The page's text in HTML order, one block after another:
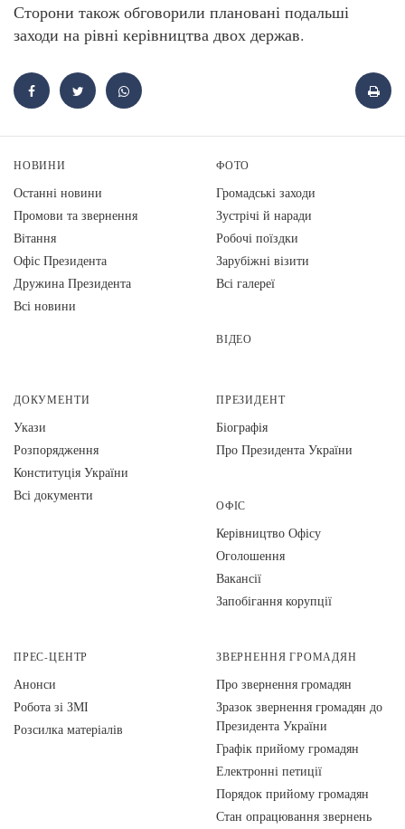
Сторони також обговорили плановані подальші
заходи на рівні керівництва двох держав.
НОВИНИ
Останні новини
Промови та звернення
Вiтання
Офіс Президента
Дружина Президента
Всі новини
ФОТО
Громадські заходи
Зустрічі й наради
Робочі поїздки
Зарубіжні візити
Всі галереї
ВІДЕО
ДОКУМЕНТИ
Укази
Розпорядження
Конституція України
Всі документи
ПРЕЗИДЕНТ
Біографія
Про Президента України
ОФІС
Керівництво Офісу
Оголошення
Вакансії
Запобігання корупції
ПРЕС-ЦЕНТР
Анонси
Робота зі ЗМІ
Розсилка матеріалів
ЗВЕРНЕННЯ ГРОМАДЯН
Про звернення громадян
Зразок звернення громадян до
Президента України
Графік прийому громадян
Електронні петиції
Порядок прийому громадян
Стан опрацювання звернень